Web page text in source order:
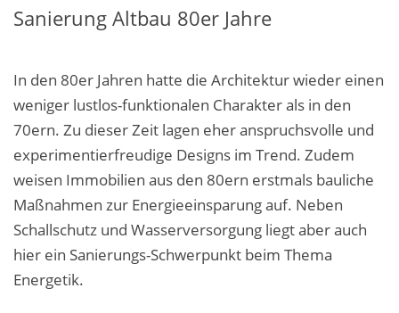
Sanierung Altbau 80er Jahre
In den 80er Jahren hatte die Architektur wieder einen
weniger lustlos-funktionalen Charakter als in den
70ern. Zu dieser Zeit lagen eher anspruchsvolle und
experimentierfreudige Designs im Trend. Zudem
weisen Immobilien aus den 80ern erstmals bauliche
Maßnahmen zur Energieeinsparung auf. Neben
Schallschutz und Wasserversorgung liegt aber auch
hier ein Sanierungs-Schwerpunkt beim Thema
Energetik.